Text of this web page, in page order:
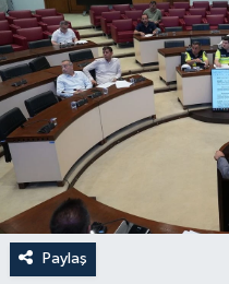
Paylaş
İLÇE HABERLERİ
KÜLTÜR-SANAT
KSÜ
DÜNYA
ROPORTAJ